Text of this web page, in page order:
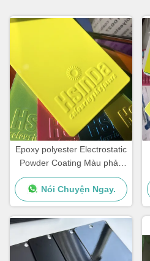
Epoxy polyester Electrostatic
Powder Coating Màu phản
xạ huỳnh quang Neon Pink
Nói Chuyện Ngay.